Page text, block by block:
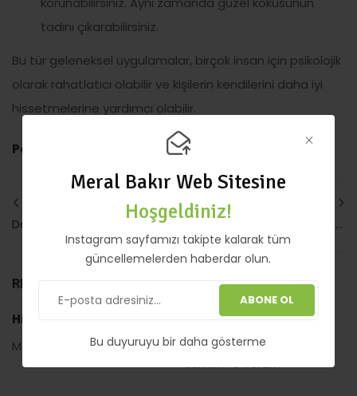
Meral Bakır Web Sitesine
Hoşgeldiniz!
Instagram sayfamızı takipte kalarak tüm
güncellemelerden haberdar olun.
ABONE OL
Bu duyuruyu bir daha gösterme
tadını çıkarabilirsiniz.
Bu tür geleneksel uygulamalar, birçok insan için psikolojik
olarak rahatlatıcı olabilir ve kişilerin kendilerini daha iyi
hissetmelerine yardımcı olabilir.
Paylaş:
Yüksek Benlik: Kendini Keşfet
RELATED ARTICLES
Hipnotik Şifa
Meral Bakır 0 Yorum
Bakır Piramit Nedir? Ne
İşe Yarar? Enerji ve
Spiritüel Kullanım
Rehberi
admin 0 Yorum